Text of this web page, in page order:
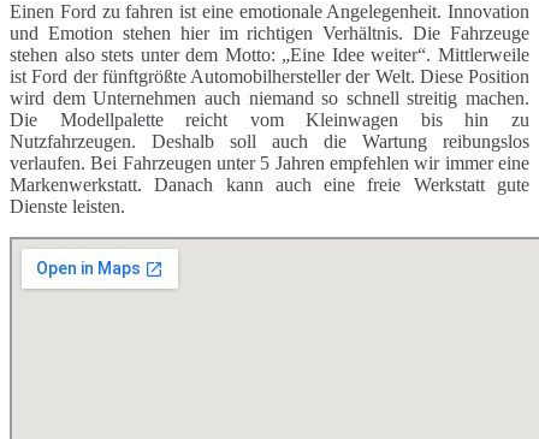
Einen Ford zu fahren ist eine emotionale Angelegenheit. Innovation
und Emotion stehen hier im richtigen Verhältnis. Die Fahrzeuge
stehen also stets unter dem Motto: „Eine Idee weiter“. Mittlerweile
ist Ford der fünftgrößte Automobilhersteller der Welt. Diese Position
wird dem Unternehmen auch niemand so schnell streitig machen.
Die Modellpalette reicht vom Kleinwagen bis hin zu
Nutzfahrzeugen. Deshalb soll auch die Wartung reibungslos
verlaufen. Bei Fahrzeugen unter 5 Jahren empfehlen wir immer eine
Markenwerkstatt. Danach kann auch eine freie Werkstatt gute
Dienste leisten.